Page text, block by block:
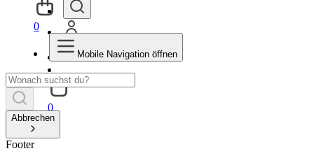
0
0
Mobile Navigation öffnen
Abbrechen
Footer